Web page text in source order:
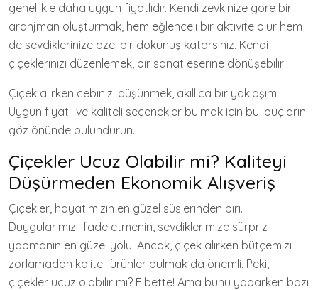
genellikle daha uygun fiyatlıdır. Kendi zevkinize göre bir
aranjman oluşturmak, hem eğlenceli bir aktivite olur hem
de sevdiklerinize özel bir dokunuş katarsınız. Kendi
çiçeklerinizi düzenlemek, bir sanat eserine dönüşebilir!
Çiçek alırken cebinizi düşünmek, akıllıca bir yaklaşım.
Uygun fiyatlı ve kaliteli seçenekler bulmak için bu ipuçlarını
göz önünde bulundurun.
Çiçekler Ucuz Olabilir mi? Kaliteyi
Düşürmeden Ekonomik Alışveriş
Çiçekler, hayatımızın en güzel süslerinden biri.
Duygularımızı ifade etmenin, sevdiklerimize sürpriz
yapmanın en güzel yolu. Ancak, çiçek alırken bütçemizi
zorlamadan kaliteli ürünler bulmak da önemli. Peki,
çiçekler ucuz olabilir mi? Elbette! Ama bunu yaparken bazı